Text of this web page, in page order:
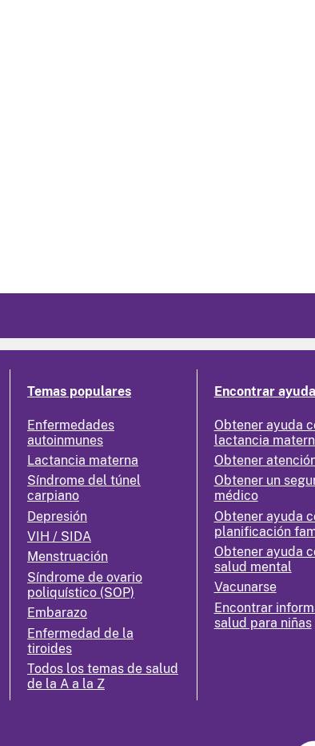
Temas populares
Enfermedades
autoinmunes
Lactancia materna
Síndrome del túnel
carpiano
Depresión
VIH / SIDA
Menstruación
Síndrome de ovario
poliquístico (SOP)
Embarazo
Enfermedad de la
tiroides
Todos los temas de salud
de la A a la Z
Encontrar ayuda
Obtener ayuda
lactancia
Obtener
Obtener un
médico
Obtener ayuda
planificación
Obtener ayuda
salud mental
Vacunarse
Encontrar
salud para niñas